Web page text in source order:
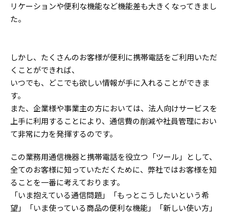
リケーションや便利な機能など機能差も大きくなってきまし
た。
しかし、たくさんのお客様が便利に携帯電話をご利用いただ
くことができれば、
いつでも、どこでも欲しい情報が手に入れることができま
す。
また、企業様や事業主の方においては、法人向けサービスを
上手に利用することにより、通信費の削減や社員管理におい
て非常に力を発揮するのです。
この業務用通信機器と携帯電話を役立つ「ツール」として、
全てのお客様に知っていただくために、弊社ではお客様を知
ることを一番に考えております。
「いま抱えている通信問題」「もっとこうしたいという希
望」「いま使っている商品の便利な機能」「新しい使い方」